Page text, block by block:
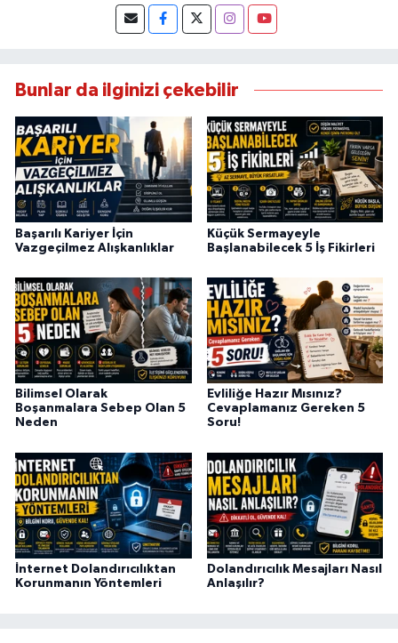
Bunlar da ilginizi çekebilir
Başarılı Kariyer İçin
Vazgeçilmez Alışkanlıklar
Küçük Sermayeyle
Başlanabilecek 5 İş Fikirleri
Bilimsel Olarak
Boşanmalara Sebep Olan 5
Neden
Evliliğe Hazır Mısınız?
Cevaplamanız Gereken 5
Soru!
İnternet Dolandırıcılıktan
Korunmanın Yöntemleri
Dolandırıcılık Mesajları Nasıl
Anlaşılır?